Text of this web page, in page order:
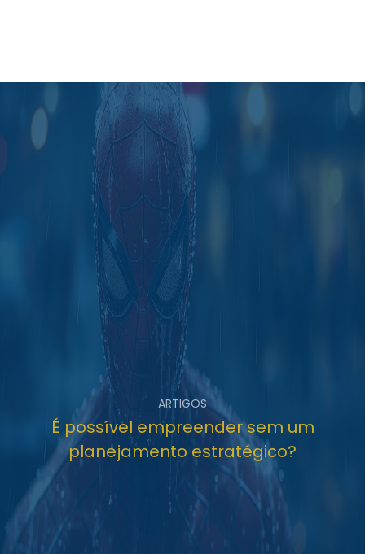
ARTIGOS
É possível empreender sem um
planejamento estratégico?